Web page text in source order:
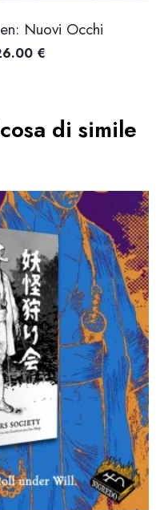
Nuovi Occhi
€Fascia
18.00 €
26.00 €
di simile